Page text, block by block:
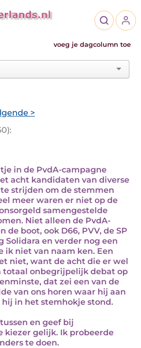
voeg je dagcolumn toe
>
in de PvdA-campagne
acht kandidaten van diverse
strijden om de stemmen
meer waren er niet op de
samengestelde
Niet alleen de PvdA-
de boot, ook D66, PVV, de SP
Solidara en verder nog een
ik niet van naam ken. Een
niet, want de acht die er wel
totaal onbegrijpelijk debat op
dat zei een van de
van ons horen waar hij aan
hij in het stemhokje stond.
en geef bij
kiezer gelijk. Ik probeerde
te doen.